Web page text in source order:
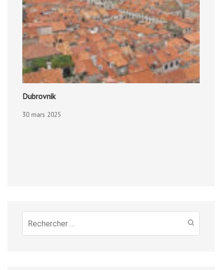
Dubrovnik
30 mars 2025
Recherche
pour